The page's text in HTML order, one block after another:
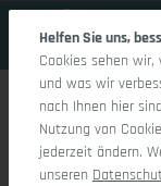
Helfen Sie uns,
Cookies sehen
und was wir
nach Ihnen hier
Nutzung von
jederzeit ändern.
unseren